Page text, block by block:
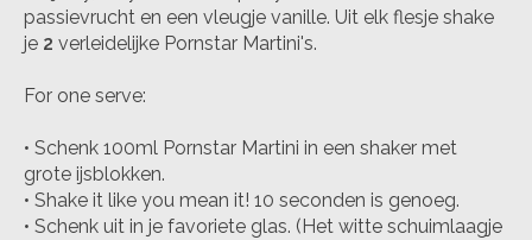
passievrucht en een vleugje vanille. Uit elk flesje shake
je 2 verleidelijke Pornstar Martini's.
For one serve:
• Schenk 100ml Pornstar Martini in een shaker met
grote ijsblokken.
• Shake it like you mean it! 10 seconden is genoeg.
• Schenk uit in je favoriete glas. (Het witte schuimlaagje